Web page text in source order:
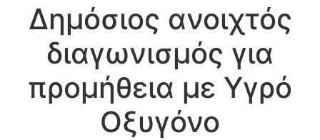
Δημόσιος ανοιχτός
διαγωνισμός για
προμήθεια με Υγρό
Οξυγόνο